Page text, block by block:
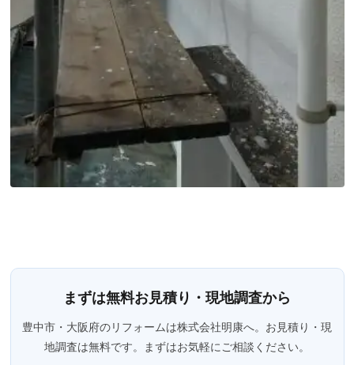
まずは無料お見積り・現地調査から
豊中市・大阪府のリフォームは株式会社明康へ。お見積り・現
地調査は無料です。まずはお気軽にご相談ください。